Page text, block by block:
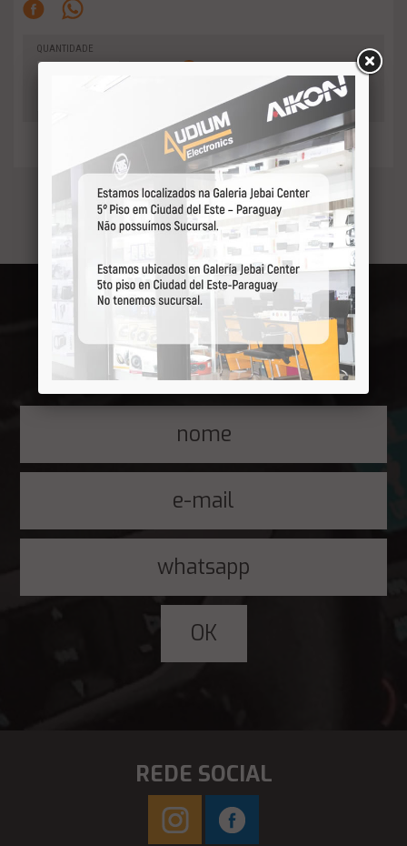
QUANTIDADE
+ Adicionar
ao orçamento
Receba por primeiro
nossas ofertas
REDE SOCIAL